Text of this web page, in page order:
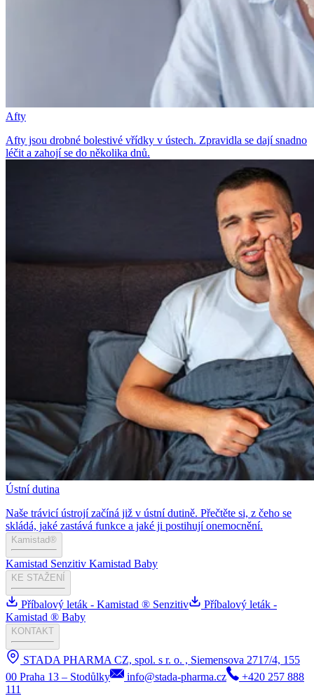
Afty
Afty jsou drobné bolestivé vřídky v ústech. Zpravidla se dají snadno
léčit a zahojí se do několika dnů.
Ústní dutina
Naše trávicí ústrojí začíná již v ústní dutině. Přečtěte si, z čeho se
skládá, jaké zastává funkce a jaké ji postihují onemocnění.
Kamistad®
Kamistad Senzitiv Kamistad Baby
KE STAŽENÍ
Příbalový leták - Kamistad ® Senzitiv
Příbalový leták -
Kamistad ® Baby
KONTAKT
STADA PHARMA CZ, spol. s r. o. , Siemensova 2717/4, 155
00 Praha 13 – Stodůlky
info@stada-pharma.cz
+420 257 888
111